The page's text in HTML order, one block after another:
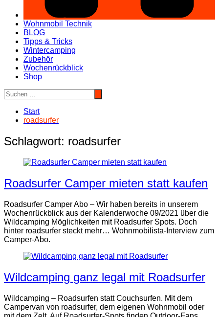
Wohnmobil Technik
BLOG
Tipps & Tricks
Wintercamping
Zubehör
Wochenrückblick
Shop
Start
roadsurfer
Schlagwort: roadsurfer
Roadsurfer Camper mieten statt kaufen
Roadsurfer Camper Abo – Wir haben bereits in unserem
Wochenrückblick aus der Kalenderwoche 09/2021 über die
Wildcamping Möglichkeiten mit Roadsurfer Spots. Doch
hinter roadsurfer steckt mehr… Wohnmobilista-Interview zum
Camper-Abo.
Wildcamping ganz legal mit Roadsurfer
Wildcamping – Roadsurfen statt Couchsurfen. Mit dem
Campervan von roadsurfer, dem eigenen Wohnmobil oder